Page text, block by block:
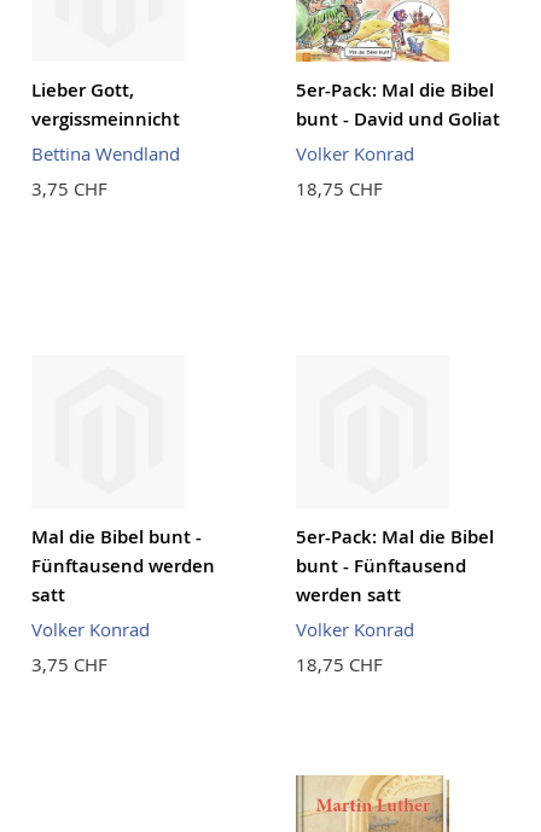
Lieber Gott,
vergissmeinnicht
Bettina Wendland
3,75 CHF
5er-Pack: Mal die Bibel
bunt - David und Goliat
Volker Konrad
18,75 CHF
Mal die Bibel bunt -
Fünftausend werden
satt
Volker Konrad
3,75 CHF
5er-Pack: Mal die Bibel
bunt - Fünftausend
werden satt
Volker Konrad
18,75 CHF